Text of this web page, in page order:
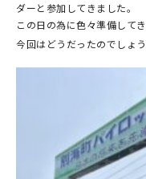
ダーと参加してきました。
この日の為に色々準備して
今回はどうだったのでしょう